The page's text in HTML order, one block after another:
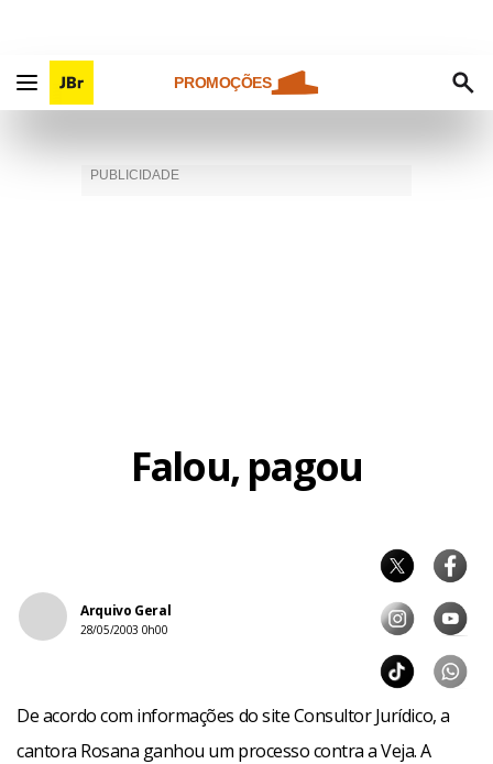
PROMOÇÕES
Falou, pagou
Arquivo Geral
28/05/2003 0h00
De acordo com informações do site Consultor Jurídico, a
cantora Rosana ganhou um processo contra a Veja. A